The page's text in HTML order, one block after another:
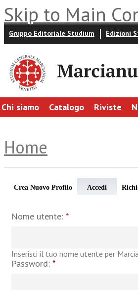
Skip to Main
Gruppo Editoriale Studium Edizioni
Chi siamo Catalogo Riviste
Home
Crea Nuovo Profilo Accedi
Nome utente: *
Inserisci il tuo nome utente per
Password: *